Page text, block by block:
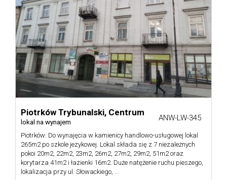
Piotrków Trybunalski, Centrum
lokal na wynajem ANW-LW-345
Piotrków: Do wynajęcia w kamienicy handlowo-usługowej lokal
265m2 po szkole jezykowej. Lokal składa się z 7 niezależnych
pokoi 20m2, 22m2, 23m2, 26m2, 27m2, 29m2, 51m2 oraz
korytarza 41m2 i łazienki 16m2. Duże natężenie ruchu pieszego,
lokalizacja przy ul. Słowackiego, ...